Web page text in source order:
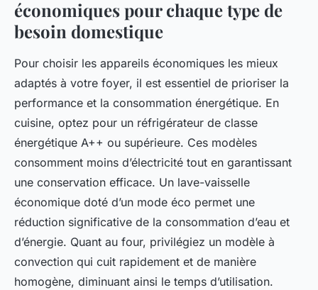
économiques pour chaque type de
besoin domestique
Pour choisir les appareils économiques les mieux
adaptés à votre foyer, il est essentiel de prioriser la
performance et la consommation énergétique. En
cuisine, optez pour un réfrigérateur de classe
énergétique A++ ou supérieure. Ces modèles
consomment moins d’électricité tout en garantissant
une conservation efficace. Un lave-vaisselle
économique doté d’un mode éco permet une
réduction significative de la consommation d’eau et
d’énergie. Quant au four, privilégiez un modèle à
convection qui cuit rapidement et de manière
homogène, diminuant ainsi le temps d’utilisation.